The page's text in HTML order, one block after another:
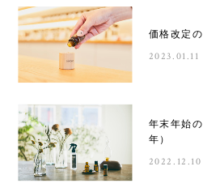
価格改定
2023.01.11
年末年始
年）
2022.12.10